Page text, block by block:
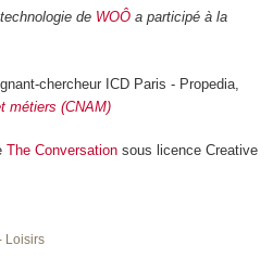
de WOÔa participé à la
chercheur ICD Paris - Propedia,
métiers (CNAM)
The Conversationsous licence Creative
Loisirs